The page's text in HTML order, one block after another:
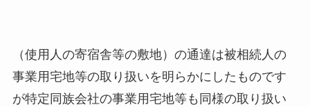
（使用人の寄宿舎等の敷地）の通達は被相続人の
事業用宅地等の取り扱いを明らかにしたものです
が特定同族会社の事業用宅地等も同様の取り扱い